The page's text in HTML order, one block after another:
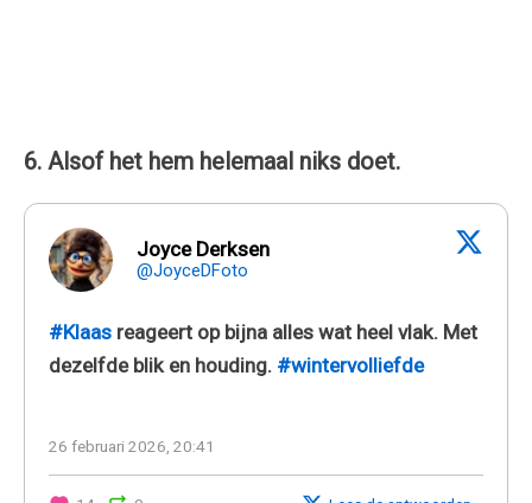
6. Alsof het hem helemaal niks doet.
Joyce Derksen
@JoyceDFoto
#Klaas reageert op bijna alles wat heel vlak. Met
dezelfde blik en houding. #wintervolliefde
26 februari 2026, 20:41